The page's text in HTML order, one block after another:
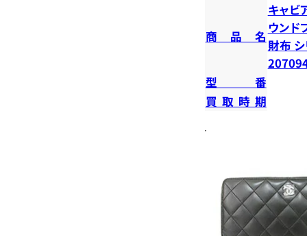
商品名
キャビ
ウンド
財布 シ
型番
買取時期